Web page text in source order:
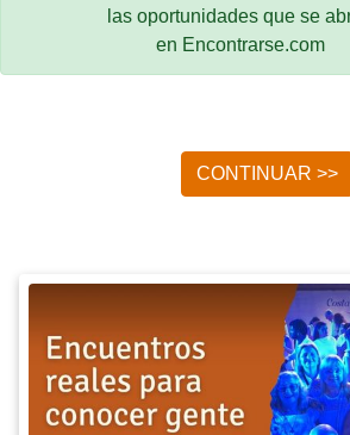
las oportunidades que se
en Encontrarse.com
CONTINUAR >>